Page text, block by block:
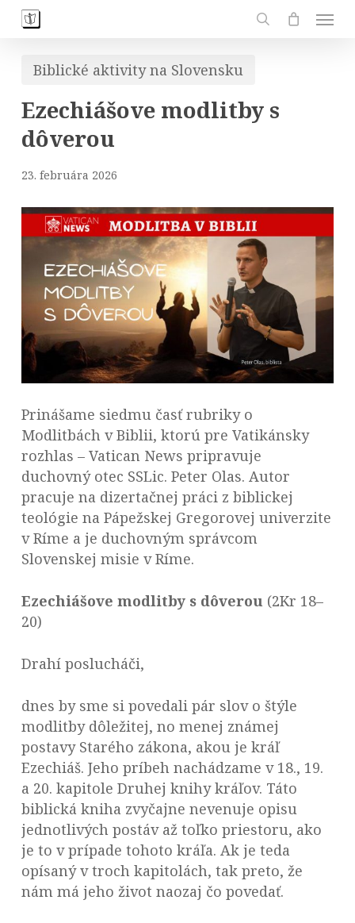
Skip
contentBiblické aktivity na Slovensku
Ezechiášove modlitby s
dôverou
23. februára 2026
Prinášame siedmu časť rubriky o
Modlitbách v Biblii, ktorú pre Vatikánsky
rozhlas – Vatican News pripravuje
duchovný otec SSLic. Peter Olas. Autor
pracuje na dizertačnej práci z biblickej
teológie na Pápežskej Gregorovej univerzite
v Ríme a je duchovným správcom
Slovenskej misie v Ríme.
Ezechiášove modlitby s dôverou (2Kr 18–
20)
Drahí poslucháči,
dnes by sme si povedali pár slov o štýle
modlitby dôležitej, no menej známej
postavy Starého zákona, akou je kráľ
Ezechiáš. Jeho príbeh nachádzame v 18., 19.
a 20. kapitole Druhej knihy kráľov. Táto
biblická kniha zvyčajne nevenuje opisu
jednotlivých postáv až toľko priestoru, ako
je to v prípade tohoto kráľa. Ak je teda
opísaný v troch kapitolách, tak preto, že
nám má jeho život naozaj čo povedať.